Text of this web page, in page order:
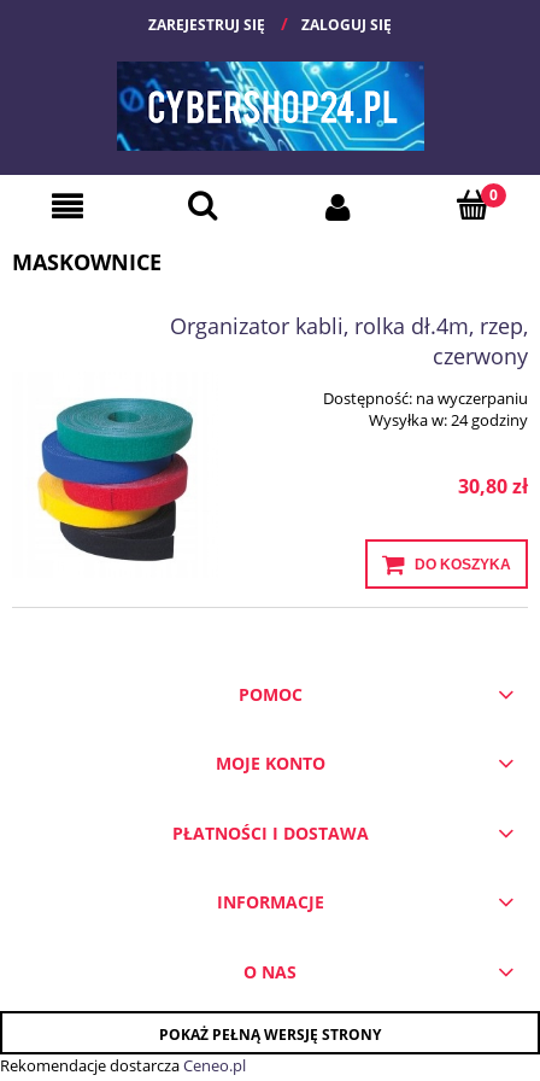
ZAREJESTRUJ SIĘ ZALOGUJ SIĘ
MASKOWNICE
Organizator kabli, rolka dł.4m, rzep,
czerwony
Dostępność: na wyczerpaniu
Wysyłka w:24 godziny
30,80 zł
DO KOSZYKA
POMOC
MOJE KONTO
PŁATNOŚCI I DOSTAWA
INFORMACJE
O NAS
POKAŻ PEŁNĄ WERSJĘ STRONY
Rekomendacje dostarczaCeneo.pl